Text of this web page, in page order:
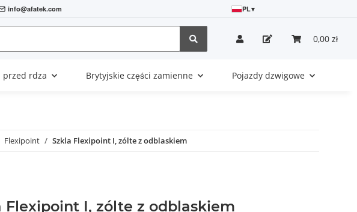
info@afatek.com PL▾
0,00 zł
przed rdza Brytyjskie części zamienne Pojazdy dzwigowe
Flexipoint Szkla Flexipoint I, zólte z odblaskiem
Flexipoint I, zólte z odblaskiem